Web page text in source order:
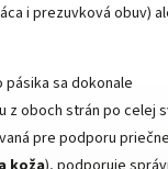
i prezuvková obuv)
sa dokonale
z oboch strán po celej
pre podporu